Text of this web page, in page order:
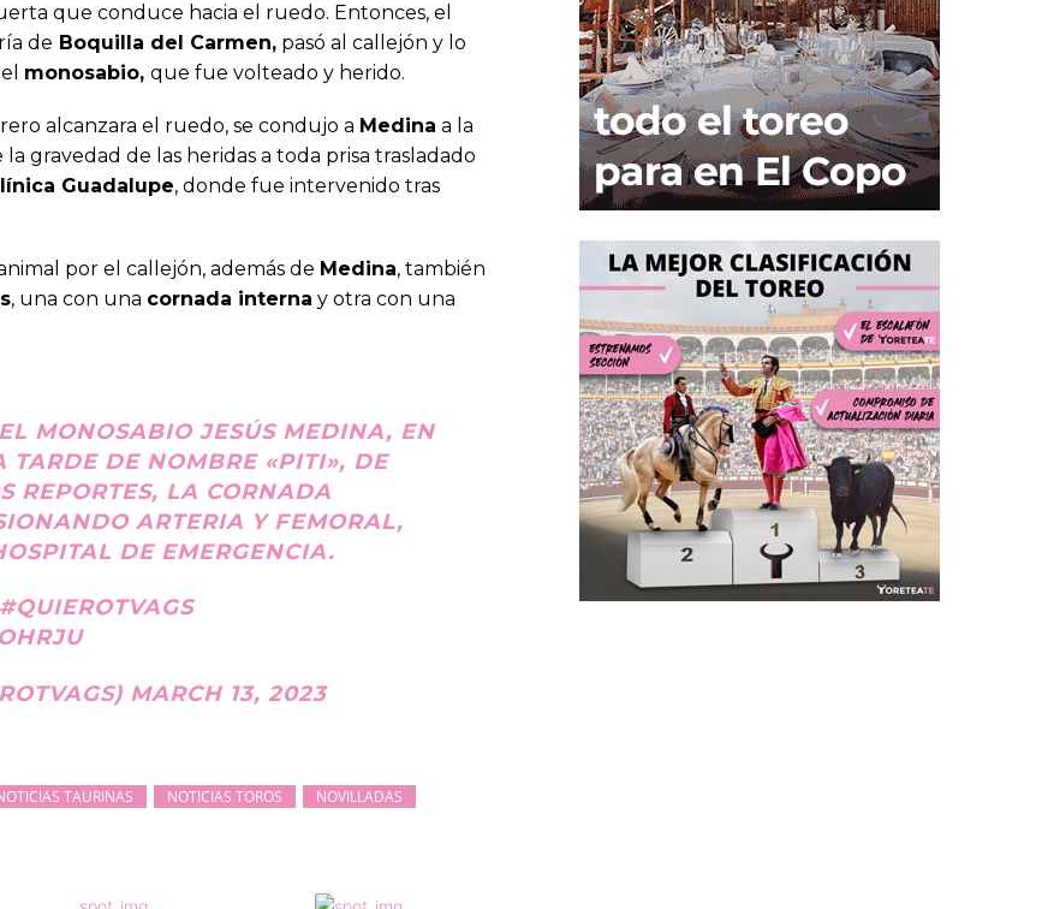
que conduce hacia el ruedo. Entonces, el
de Boquilla del Carmen, pasó al callejón y lo
monosabio, que fue volteado y herido.
alcanzara el ruedo, se condujo a Medina a la
gravedad de las heridas a toda prisa trasladado
Guadalupe, donde fue intervenido tras
por el callejón, además de Medina, también
, una con una cornada interna y otra con una
MONOSABIO JESÚS MEDINA, EN
TARDE DE NOMBRE «PITI», DE
REPORTES, LA CORNADA
ARTERIA Y FEMORAL,
DE EMERGENCIA.
#QUIEROTVAGS
MARCH 13, 2023
TAURINAS NOTICIAS TOROS
NOVILLADAS